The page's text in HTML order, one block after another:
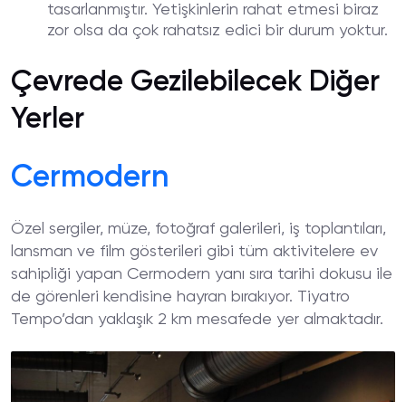
tasarlanmıştır. Yetişkinlerin rahat etmesi biraz
zor olsa da çok rahatsız edici bir durum yoktur.
Çevrede Gezilebilecek Diğer
Yerler
Cermodern
Özel sergiler, müze, fotoğraf galerileri, iş toplantıları,
lansman ve film gösterileri gibi tüm aktivitelere ev
sahipliği yapan Cermodern yanı sıra tarihi dokusu ile
de görenleri kendisine hayran bırakıyor. Tiyatro
Tempo’dan yaklaşık 2 km mesafede yer almaktadır.